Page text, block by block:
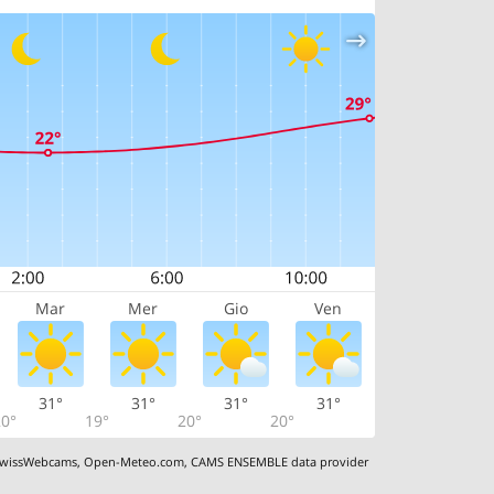
Mar Mer Gio Ven
31°
19°
31°
20°
31°
20°
31°
,Open-Meteo.com,CAMS ENSEMBLE data provider